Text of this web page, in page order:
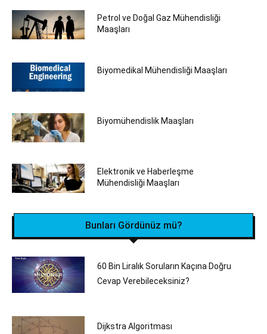
Petrol ve Doğal Gaz Mühendisliği
Maaşları
Biyomedikal Mühendisliği‎ Maaşları
Biyomühendislik Maaşları
Elektronik ve Haberleşme
Mühendisliği Maaşları
Bunları Gördünüz mü?
60 Bin Liralık Soruların Kaçına Doğru
Cevap Verebileceksiniz?
Dijkstra Algoritması